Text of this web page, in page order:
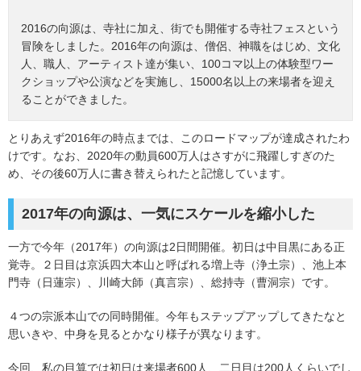
2016の向源は、寺社に加え、街でも開催する寺社フェスという
冒険をしました。2016年の向源は、僧侶、神職をはじめ、文化
人、職人、アーティスト達が集い、100コマ以上の体験型ワー
クショップや公演などを実施し、15000名以上の来場者を迎え
ることができました。
とりあえず2016年の時点までは、このロードマップが達成されたわ
けです。なお、2020年の動員600万人はさすがに飛躍しすぎのた
め、その後60万人に書き替えられたと記憶しています。
2017年の向源は、一気にスケールを縮小した
一方で今年（2017年）の向源は2日間開催。初日は中目黒にある正
覚寺。２日目は京浜四大本山と呼ばれる増上寺（浄土宗）、池上本
門寺（日蓮宗）、川崎大師（真言宗）、総持寺（曹洞宗）です。
４つの宗派本山での同時開催。今年もステップアップしてきたなと
思いきや、中身を見るとかなり様子が異なります。
今回、私の目算では初日は来場者600人、二日目は200人くらいでし